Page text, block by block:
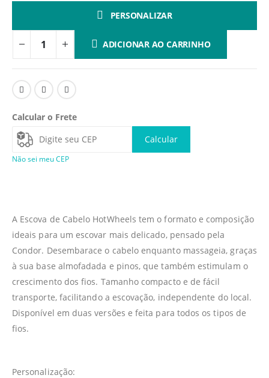
PERSONALIZAR
ADICIONAR AO CARRINHO
Calcular o Frete
Calcular
Não sei meu CEP
A Escova de Cabelo HotWheels tem o formato e composição
ideais para um escovar mais delicado, pensado pela
Condor. Desembarace o cabelo enquanto massageia, graças
à sua base almofadada e pinos, que também estimulam o
crescimento dos fios. Tamanho compacto e de fácil
transporte, facilitando a escovação, independente do local.
Disponível em duas versões e feita para todos os tipos de
fios.
Personalização: